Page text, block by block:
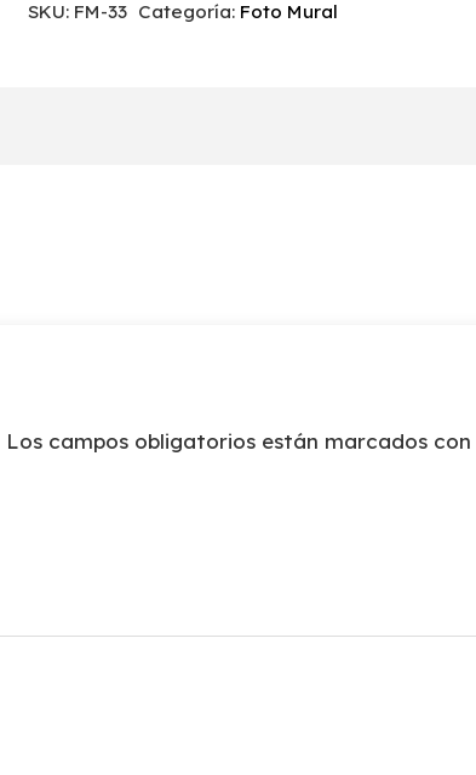
SKU: FM-33 Categoría: Foto Mural
Los campos obligatorios están marcados con